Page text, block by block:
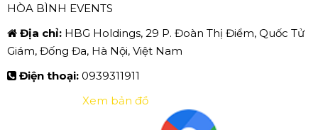
HÒA BÌNH EVENTS
Địa chỉ: HBG Holdings, 29 P. Đoàn Thị Điểm, Quốc Tử
Giám, Đống Đa, Hà Nội, Việt Nam
Điện thoại: 0939311911
Xem bản đồ